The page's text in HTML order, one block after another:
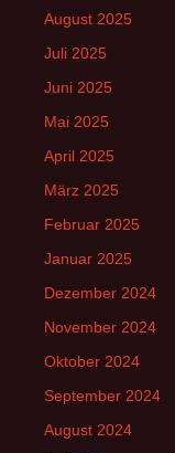
August 2025
Juli 2025
Juni 2025
Mai 2025
April 2025
März 2025
Februar 2025
Januar 2025
Dezember 2024
November 2024
Oktober 2024
September 2024
August 2024